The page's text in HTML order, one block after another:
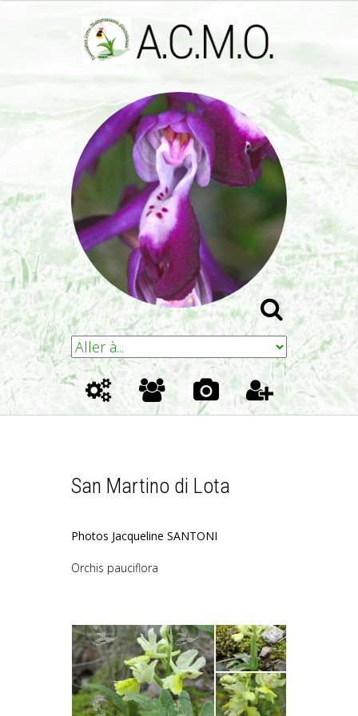
San Martino di Lota
Photos Jacqueline SANTONI
Orchis pauciflora